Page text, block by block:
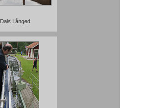
Dals Långed